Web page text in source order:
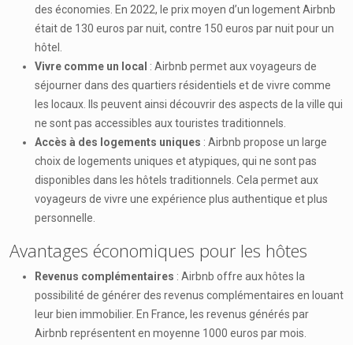
des économies. En 2022, le prix moyen d’un logement Airbnb
était de 130 euros par nuit, contre 150 euros par nuit pour un
hôtel.
Vivre comme un local : Airbnb permet aux voyageurs de
séjourner dans des quartiers résidentiels et de vivre comme
les locaux. Ils peuvent ainsi découvrir des aspects de la ville qui
ne sont pas accessibles aux touristes traditionnels.
Accès à des logements uniques : Airbnb propose un large
choix de logements uniques et atypiques, qui ne sont pas
disponibles dans les hôtels traditionnels. Cela permet aux
voyageurs de vivre une expérience plus authentique et plus
personnelle.
Avantages économiques pour les hôtes
Revenus complémentaires : Airbnb offre aux hôtes la
possibilité de générer des revenus complémentaires en louant
leur bien immobilier. En France, les revenus générés par
Airbnb représentent en moyenne 1000 euros par mois.